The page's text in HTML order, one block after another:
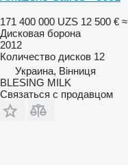
171 400 000 UZS 12 500 €
Дисковая борона
2012
Количество дисков 12
Украина, Вінниця
BLESING MILK
Связаться с продавцом